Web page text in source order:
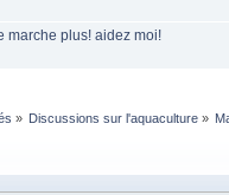
marche plus! aidez moi!
» Discussions sur l'aquaculture»